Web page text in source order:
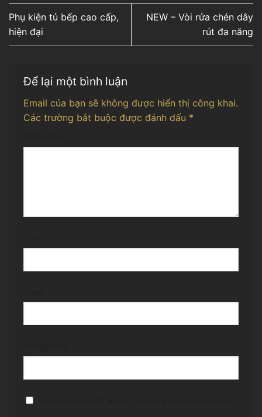
Phụ kiện tủ bếp cao cấp,
hiện đại
NEW – Vòi rửa chén dây
rút đa năng
Để lại một bình luận
Email của bạn sẽ không được hiển thị công khai.
Các trường bắt buộc được đánh dấu *